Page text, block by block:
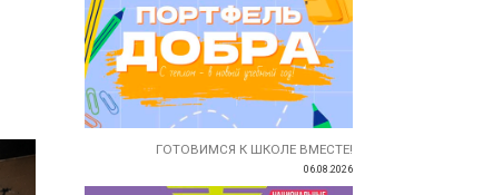
ГОТОВИМСЯ К ШКОЛЕ ВМЕСТЕ!
06.08.2026